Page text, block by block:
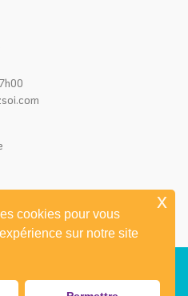
cookies pour vous
sur notre site
x